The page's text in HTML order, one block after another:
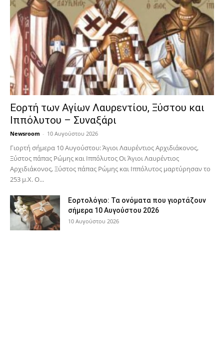
Εορτή των Αγίων Λαυρεντίου, Ξύστου και
Ιππόλυτου – Συναξάρι
Newsroom - 10 Αυγούστου 2026
Γιορτή σήμερα 10 Αυγούστου: Άγιοι Λαυρέντιος Αρχιδιάκονος,
Ξύστος πάπας Ρώμης και Ιππόλυτος Οι Άγιοι Λαυρέντιος
Αρχιδιάκονος, Ξύστος πάπας Ρώμης και Ιππόλυτος μαρτύρησαν το
253 μ.Χ. Ο...
Εορτολόγιο: Τα ονόματα που γιορτάζουν
σήμερα 10 Αυγούστου 2026
10 Αυγούστου 2026